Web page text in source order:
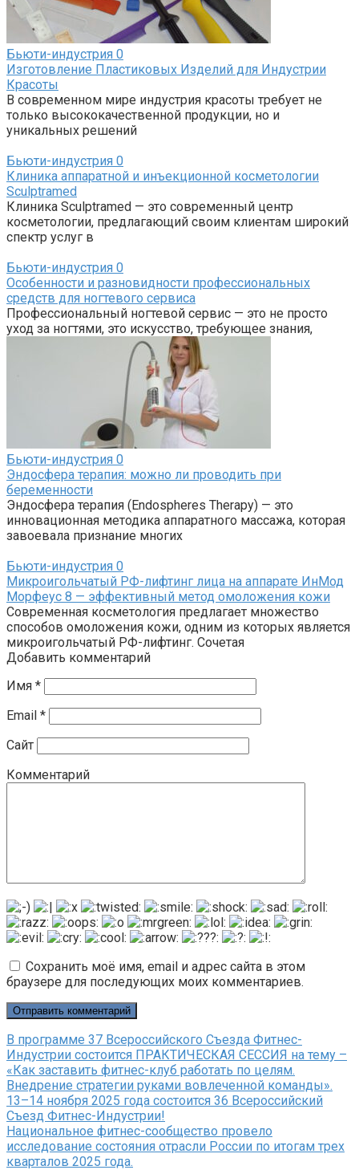
Бьюти-индустрия 0
Изготовление Пластиковых Изделий для Индустрии
Красоты
В современном мире индустрия красоты требует не
только высококачественной продукции, но и
уникальных решений
Бьюти-индустрия 0
Клиника аппаратной и инъекционной косметологии
Sculptramed
Клиника Sculptramed — это современный центр
косметологии, предлагающий своим клиентам широкий
спектр услуг в
Бьюти-индустрия 0
Особенности и разновидности профессиональных
средств для ногтевого сервиса
Профессиональный ногтевой сервис — это не просто
уход за ногтями, это искусство, требующее знания,
Бьюти-индустрия 0
Эндосфера терапия: можно ли проводить при
беременности
Эндосфера терапия (Endospheres Therapy) — это
инновационная методика аппаратного массажа, которая
завоевала признание многих
Бьюти-индустрия 0
Микроигольчатый РФ-лифтинг лица на аппарате ИнМод
Морфеус 8 — эффективный метод омоложения кожи
Современная косметология предлагает множество
способов омоложения кожи, одним из которых является
микроигольчатый РФ-лифтинг. Сочетая
Добавить комментарий
Имя *
Email *
Сайт
Комментарий
Сохранить моё имя, email и адрес сайта в этом
браузере для последующих моих комментариев.
В программе 37 Всероссийского Съезда Фитнес-
Индустрии состоится ПРАКТИЧЕСКАЯ СЕССИЯ на тему –
«Как заставить фитнес-клуб работать по целям.
Внедрение стратегии руками вовлеченной команды».
13–14 ноября 2025 года состоится 36 Всероссийский
Съезд Фитнес-Индустрии!
Национальное фитнес-сообщество провело
исследование состояния отрасли России по итогам трех
кварталов 2025 года.